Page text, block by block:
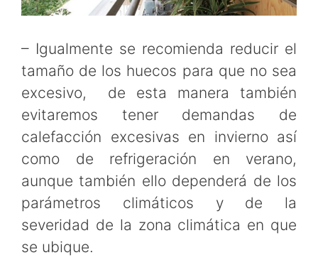
– Igualmente se recomienda reducir el
tamaño de los huecos para que no sea
excesivo, de esta manera también
evitaremos tener demandas de
calefacción excesivas en invierno así
como de refrigeración en verano,
aunque también ello dependerá de los
parámetros climáticos y de la
severidad de la zona climática en que
se ubique.